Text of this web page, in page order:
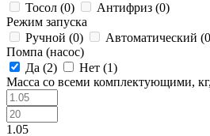
Тосол (0) Антифриз (0)
Режим запуска
Ручной (0) Автоматический (0
Помпа (насос)
Да (2) Нет (1)
Масса со всеми комплектующими,
1.05